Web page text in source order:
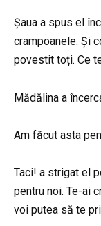
Șaua a spus el
crampoanele. Și
povestit toți. Ce
Mădălina a
Am făcut asta
Taci! a strigat el
pentru noi. Te-ai
voi putea să te